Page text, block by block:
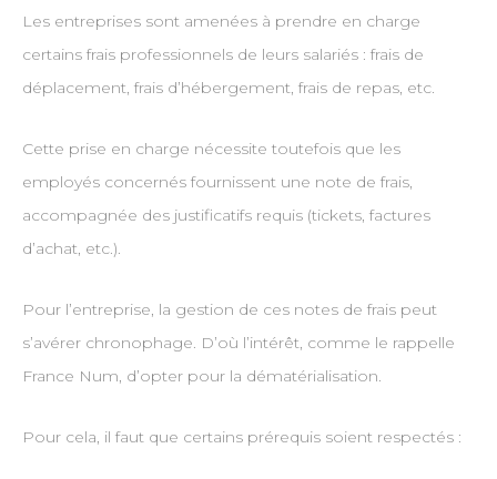
Les entreprises sont amenées à prendre en charge
certains frais professionnels de leurs salariés : frais de
déplacement, frais d’hébergement, frais de repas, etc.
Cette prise en charge nécessite toutefois que les
employés concernés fournissent une note de frais,
accompagnée des justificatifs requis (tickets, factures
d’achat, etc.).
Pour l’entreprise, la gestion de ces notes de frais peut
s’avérer chronophage. D’où l’intérêt, comme le rappelle
France Num, d’opter pour la dématérialisation.
Pour cela, il faut que certains prérequis soient respectés :